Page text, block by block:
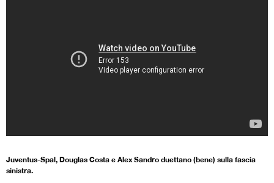
Juventus-Spal, Douglas Costa e Alex Sandro duettano (bene) sulla fascia
sinistra.